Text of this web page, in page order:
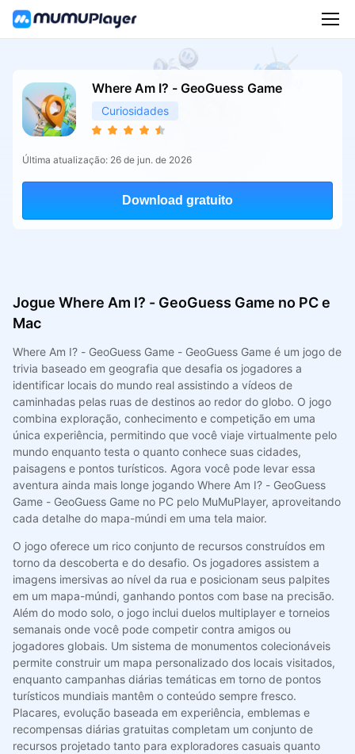
Where Am I? - GeoGuess Game
Curiosidades
Última atualização: 26 de jun. de 2026
Download gratuito
Jogue Where Am I? - GeoGuess Game no PC e
Mac
Where Am I? - GeoGuess Game - GeoGuess Game é um jogo de
trivia baseado em geografia que desafia os jogadores a
identificar locais do mundo real assistindo a vídeos de
caminhadas pelas ruas de destinos ao redor do globo. O jogo
combina exploração, conhecimento e competição em uma
única experiência, permitindo que você viaje virtualmente pelo
mundo enquanto testa o quanto conhece suas cidades,
paisagens e pontos turísticos. Agora você pode levar essa
aventura ainda mais longe jogando Where Am I? - GeoGuess
Game - GeoGuess Game no PC pelo MuMuPlayer, aproveitando
cada detalhe do mapa-múndi em uma tela maior.
O jogo oferece um rico conjunto de recursos construídos em
torno da descoberta e do desafio. Os jogadores assistem a
imagens imersivas ao nível da rua e posicionam seus palpites
em um mapa-múndi, ganhando pontos com base na precisão.
Além do modo solo, o jogo inclui duelos multiplayer e torneios
semanais onde você pode competir contra amigos ou
jogadores globais. Um sistema de monumentos colecionáveis
permite construir um mapa personalizado dos locais visitados,
enquanto campanhas diárias temáticas em torno de pontos
turísticos mundiais mantêm o conteúdo sempre fresco.
Placares, evolução baseada em experiência, emblemas e
recompensas diárias gratuitas completam um conjunto de
recursos projetado tanto para exploradores casuais quanto